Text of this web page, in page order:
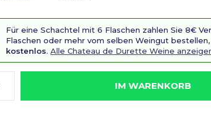
Für eine Schachtel mit 6 Flaschen zahlen Sie 8€
Flaschen oder mehr vom selben Weingut
kostenlos. Alle Chateau de Durette Weine
IM WARENKORB